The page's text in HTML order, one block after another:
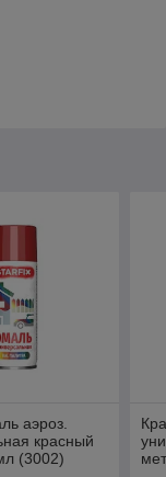
аэроз.
красный
(3002)